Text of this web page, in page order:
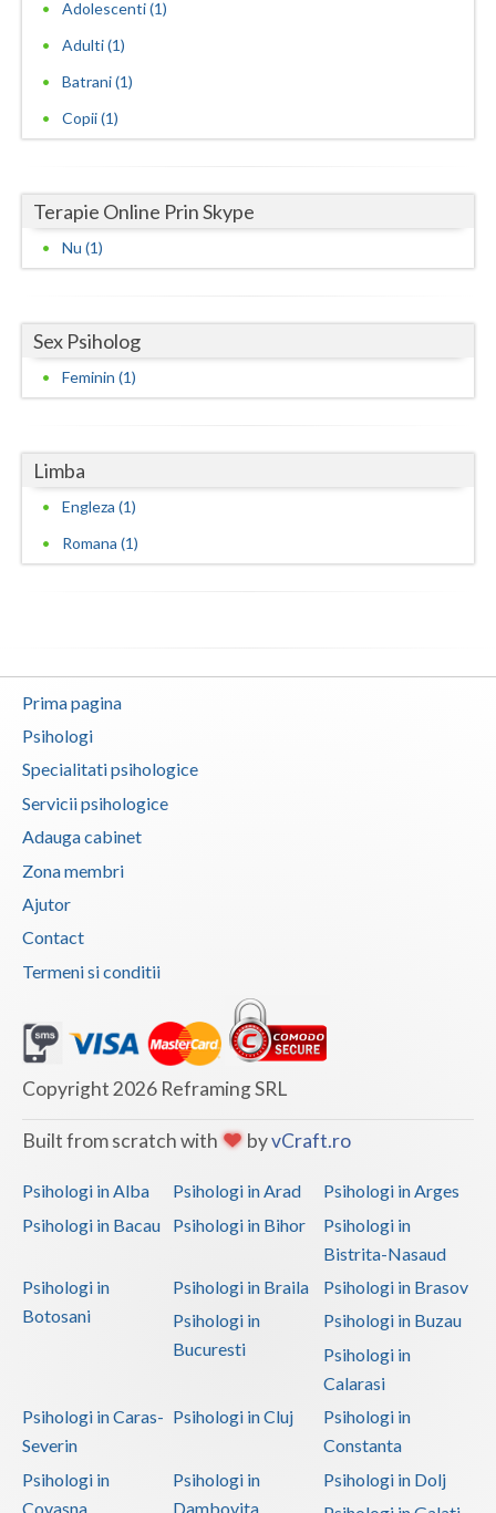
Mures
Salaj
Satu-Mare
Suceava
Teleorman
Tulcea
Valcea
Vaslui
Adolescenti (1)
Adulti (1)
Batrani (1)
Copii (1)
Terapie Online Prin Skype
Nu (1)
Sex Psiholog
Feminin (1)
Limba
Engleza (1)
Romana (1)
Prima pagina
Psihologi
Specialitati psihologice
Servicii psihologice
Adauga cabinet
Zona membri
Ajutor
Contact
Termeni si conditii
Copyright 2026 Reframing SRL
Built from scratch with byvCraft.ro
Psihologi in Alba Psihologi in Arad
Psihologi in Arges
Psihologi in Bacau
Psihologi in Bihor
Psihologi in
Bistrita-Nasaud
Psihologi in
Botosani
Psihologi in Braila
Psihologi in Brasov
Psihologi in
Bucuresti
Psihologi in Buzau
Psihologi in
Calarasi
Psihologi in Caras-
Severin
Psihologi in Cluj
Psihologi in
Constanta
Psihologi in
Covasna
Psihologi in
Dambovita
Psihologi in Dolj